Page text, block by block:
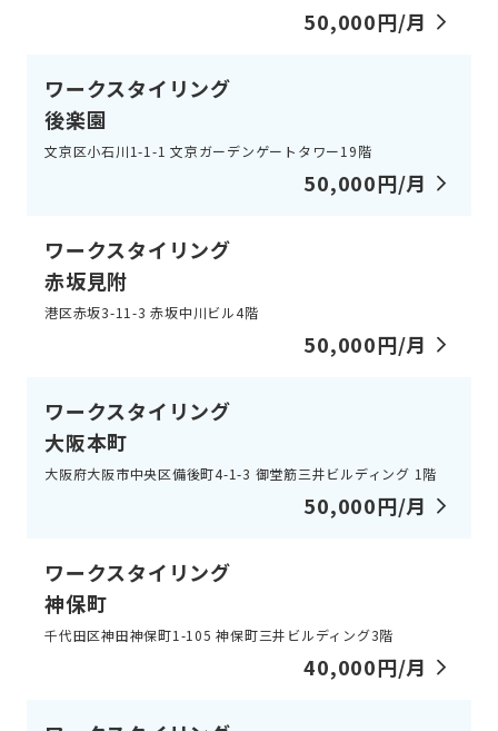
50,000円/月
ワークスタイリング
後楽園
文京区小石川1-1-1 文京ガーデンゲートタワー19階
50,000円/月
ワークスタイリング
赤坂見附
港区赤坂3-11-3 赤坂中川ビル4階
50,000円/月
ワークスタイリング
大阪本町
大阪府大阪市中央区備後町4-1-3 御堂筋三井ビルディング 1階
50,000円/月
ワークスタイリング
神保町
千代田区神田神保町1-105 神保町三井ビルディング3階
40,000円/月